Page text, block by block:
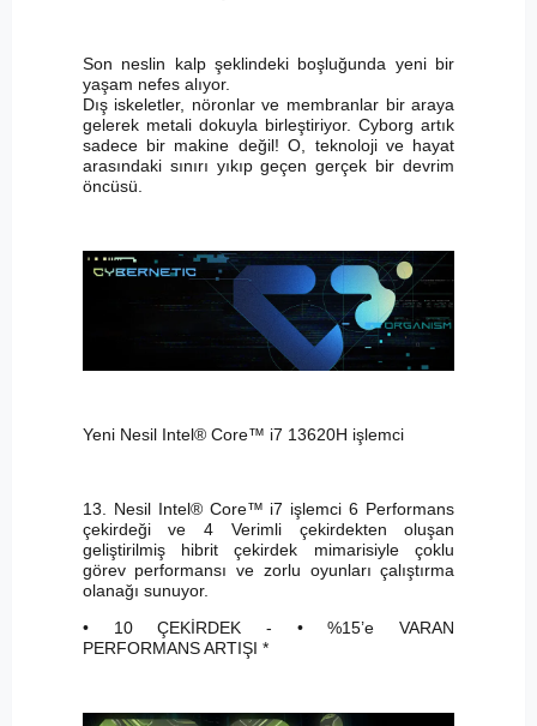
Son neslin kalp şeklindeki boşluğunda yeni bir
yaşam nefes alıyor.
Dış iskeletler, nöronlar ve membranlar bir araya
gelerek metali dokuyla birleştiriyor. Cyborg artık
sadece bir makine değil! O, teknoloji ve hayat
arasındaki sınırı yıkıp geçen gerçek bir devrim
öncüsü.
Yeni Nesil Intel® Core™ i7 13620H işlemci
13. Nesil Intel® Core™ i7 işlemci 6 Performans
çekirdeği ve 4 Verimli çekirdekten oluşan
geliştirilmiş hibrit çekirdek mimarisiyle çoklu
görev performansı ve zorlu oyunları çalıştırma
olanağı sunuyor.
• 10 ÇEKİRDEK - • %15’e VARAN
PERFORMANS ARTIŞI *